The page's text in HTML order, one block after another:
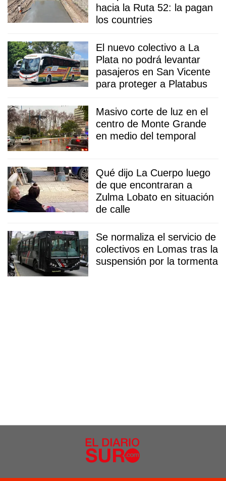
hacia la Ruta 52: la pagan
los countries
El nuevo colectivo a La
Plata no podrá levantar
pasajeros en San Vicente
para proteger a Platabus
Masivo corte de luz en el
centro de Monte Grande
en medio del temporal
Qué dijo La Cuerpo luego
de que encontraran a
Zulma Lobato en situación
de calle
Se normaliza el servicio de
colectivos en Lomas tras la
suspensión por la tormenta